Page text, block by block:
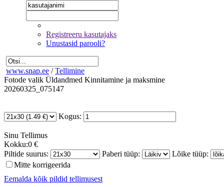
Registreeru kasutajaks
Unustasid parooli?
www.snap.ee / Tellimine
Fotode valik Üldandmed Kinnitamine ja maksmine
20260325_075147
Kogus:
Sinu Tellimus
Kokku:0 €
Piltide suurus:
Paberi tüüp:
Lõike tüüp:
Mitte korrigeerida
Eemalda kõik pildid tellimusest